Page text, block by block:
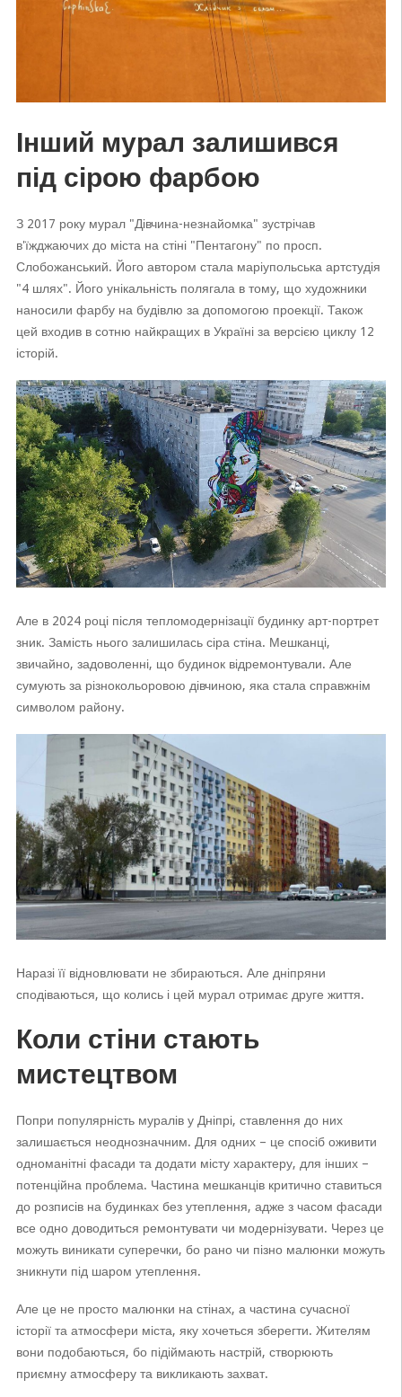
Інший мурал залишився
під сірою фарбою
З 2017 року мурал "Дівчина-незнайомка" зустрічав
в'їжджаючих до міста на стіні "Пентагону" по просп.
Слобожанський. Його автором стала маріупольська артстудія
"4 шлях". Його унікальність полягала в тому, що художники
наносили фарбу на будівлю за допомогою проекції. Також
цей входив в сотню найкращих в Україні за версією циклу 12
історій.
Але в 2024 році після тепломодернізації будинку арт-портрет
зник. Замість нього залишилась сіра стіна. Мешканці,
звичайно, задоволенні, що будинок відремонтували. Але
сумують за різнокольоровою дівчиною, яка стала справжнім
символом району.
Наразі її відновлювати не збираються. Але дніпряни
сподіваються, що колись і цей мурал отримає друге життя.
Коли стіни стають
мистецтвом
Попри популярність муралів у Дніпрі, ставлення до них
залишається неоднозначним. Для одних – це спосіб оживити
одноманітні фасади та додати місту характеру, для інших –
потенційна проблема. Частина мешканців критично ставиться
до розписів на будинках без утеплення, адже з часом фасади
все одно доводиться ремонтувати чи модернізувати. Через це
можуть виникати суперечки, бо рано чи пізно малюнки можуть
зникнути під шаром утеплення.
Але це не просто малюнки на стінах, а частина сучасної
історії та атмосфери міста, яку хочеться зберегти. Жителям
вони подобаються, бо підіймають настрій, створюють
приємну атмосферу та викликають захват.